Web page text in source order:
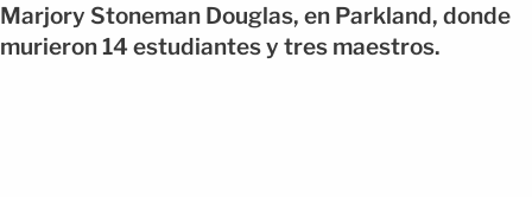
Marjory Stoneman Douglas, en Parkland, donde
murieron 14 estudiantes y tres maestros.